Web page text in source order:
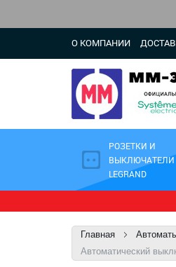
О КОМПАНИИ
РОЗЕТКИ И
ВЫКЛЮЧАТЕЛИ
LEGRAND
Главная
Автоматический